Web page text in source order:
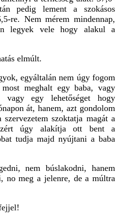
pedig lement a szokásos
re. Nem mérem mindennap,
legyek vele hogy alakul a
elmúlt.
egyáltalán nem úgy fogom
meghalt egy baba, vagy
vagy egy lehetőséget hogy
át, hanem, azt gondolom
szoktatja magát a
úgy alakítja ott bent a
tudja majd nyújtani a baba
nem búslakodni, hanem
no meg a jelenre, de a múltra